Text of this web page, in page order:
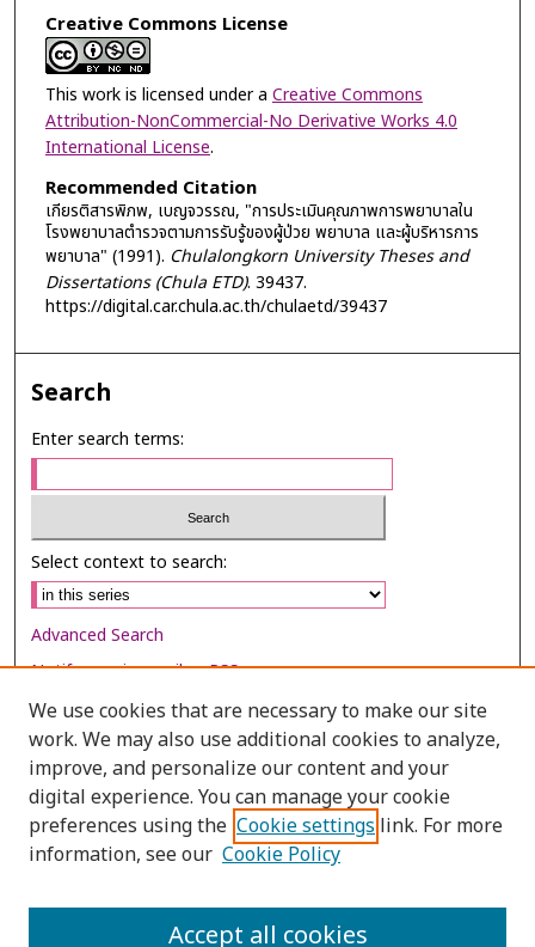
Creative Commons License
This work is licensed under a Creative Commons
Attribution-NonCommercial-No Derivative Works 4.0
International License.
Recommended Citation
เกียรติสารพิภพ, เบญจวรรณ, "การประเมินคุณภาพการพยาบาลใน
โรงพยาบาลตำรวจตามการรับรู้ของผู้ป่วย พยาบาล และผู้บริหารการ
พยาบาล" (1991). Chulalongkorn University Theses and
Dissertations (Chula ETD). 39437.
https://digital.car.chula.ac.th/chulaetd/39437
Search
Enter search terms:
Select context to search:
Advanced Search
Notify me via email orRSS
Browse
Collections
Disciplines
Authors
We use cookies that are necessary to make our site
work. We may also use additional cookies to analyze,
improve, and personalize our content and your
digital experience. You can manage your cookie
preferences using the Cookie settings link. For more
information, see our Cookie Policy
Accept all cookies